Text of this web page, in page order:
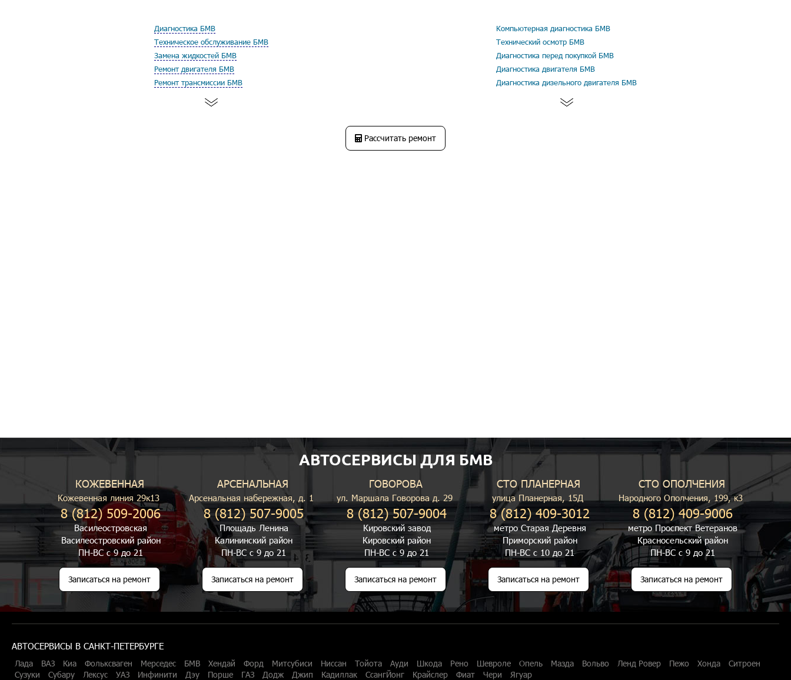
Диагностика БМВ
Техническое обслуживание БМВ
Замена жидкостей БМВ
Ремонт двигателя БМВ
Ремонт трансмиссии БМВ
Компьютерная диагностика БМВ
Технический осмотр БМВ
Диагностика перед покупкой БМВ
Диагностика двигателя БМВ
Диагностика дизельного двигателя БМВ
Рассчитать ремонт
АВТОСЕРВИСЫ ДЛЯ БМВ
КОЖЕВЕННАЯ
Кожевенная линия 29к13
8 (812) 509-2006
Василеостровская
Василеостровский район
ПН-ВС с 9 до 21
Записаться на ремонт
АРСЕНАЛЬНАЯ
Арсенальная набережная, д. 1
8 (812) 507-9005
Площадь Ленина
Калининский район
ПН-ВС с 9 до 21
Записаться на ремонт
ГОВОРОВА
ул. Маршала Говорова д. 29
8 (812) 507-9004
Кировский завод
Кировский район
ПН-ВС с 9 до 21
Записаться на ремонт
СТО ПЛАНЕРНАЯ
улица Планерная, 15Д
8 (812) 409-3012
метро Старая Деревня
Приморский район
ПН-ВС с 10 до 21
Записаться на ремонт
СТО ОПОЛЧЕНИЯ
Народного Ополчения, 199, к3
8 (812) 409-9006
метро Проспект Ветеранов
Красносельский район
ПН-ВС с 9 до 21
Записаться на ремонт
АВТОСЕРВИСЫ В САНКТ-ПЕТЕРБУРГЕ
Лада ВАЗ Киа Фольксваген Мерседес БМВ Хендай Форд Митсубиси Ниссан Тойота Ауди Шкода Рено Шевроле Опель Мазда Вольво Ленд Ровер Пежо Хонда
Ситроен
Сузуки
Субару Лексус УАЗ Инфинити Дэу Порше ГАЗ Додж Джип Кадиллак СсангЙонг Крайслер Фиат Чери Ягуар